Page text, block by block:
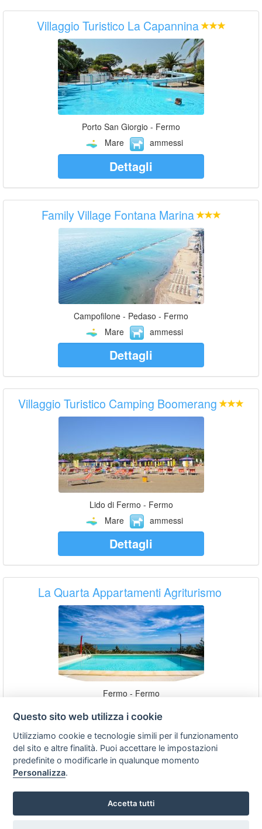
Villaggio Turistico La Capannina
Porto San Giorgio - Fermo
Mare
ammessi
Dettagli
Family Village Fontana Marina
Campofilone - Pedaso - Fermo
Mare
ammessi
Dettagli
Villaggio Turistico Camping Boomerang
Lido di Fermo - Fermo
Mare
ammessi
Dettagli
La Quarta Appartamenti Agriturismo
Fermo - Fermo
Dettagli
Lido San Tommaso - Fermo
Mare
ammessi
Questo sito web utilizza i cookie
Utilizziamo cookie e tecnologie simili per il funzionamento
del sito e altre finalità. Puoi accettare le impostazioni
predefinite o modificarle in qualunque momento
Personalizza.
Accetta tutti